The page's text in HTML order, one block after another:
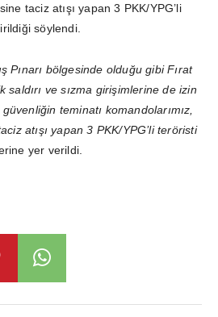
taciz atışı yapan 3 PKK/YPG’li
söylendi.
Pınarı bölgesinde olduğu gibi Fırat
saldırı ve sızma girişimlerine de izin
teminatı komandolarımız,
atışı yapan 3 PKK/YPG’li teröristi
yer verildi.